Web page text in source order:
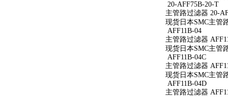
20-AFF75B-20-T
主管路过滤器 20-
现货日本SMC主管
AFF11B-04
主管路过滤器
现货日本SMC主管
AFF11B-04C
主管路过滤器
现货日本SMC主管
AFF11B-04D
主管路过滤器